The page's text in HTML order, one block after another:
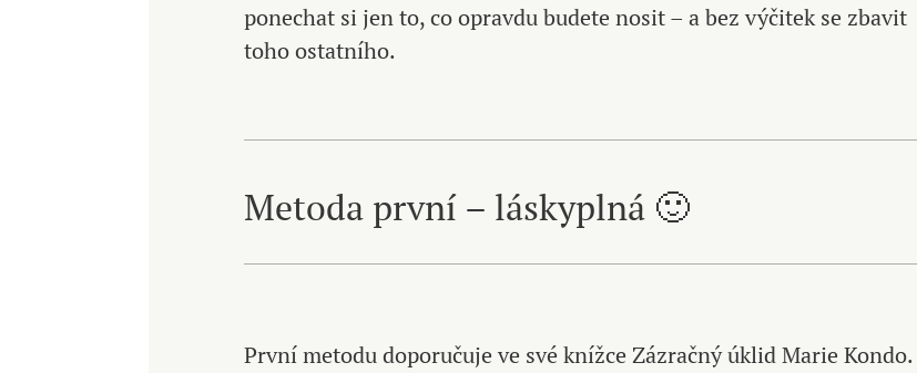
ponechat si jen to, co opravdu budete nosit – a bez výčitek se zbavit
toho ostatního.
Metoda první – láskyplná 🙂
První metodu doporučuje ve své knížce Zázračný úklid Marie Kondo.